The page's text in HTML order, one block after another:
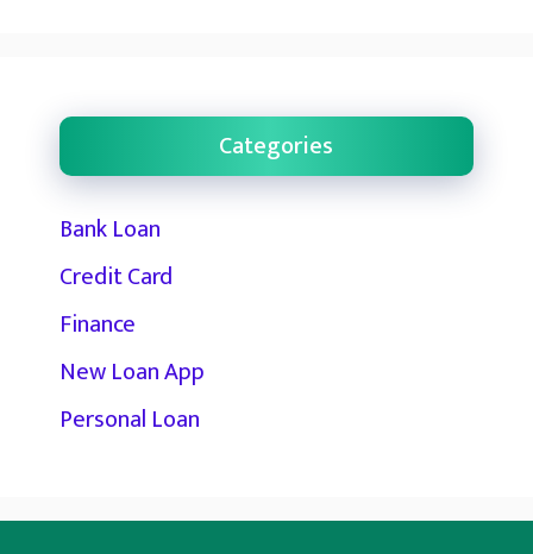
Categories
Bank Loan
Credit Card
Finance
New Loan App
Personal Loan